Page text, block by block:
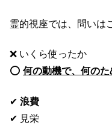
霊的視座では、問いは
❌ いくら使ったか
⭕ 何の動機で、何の
✔ 浪費
✔ 見栄